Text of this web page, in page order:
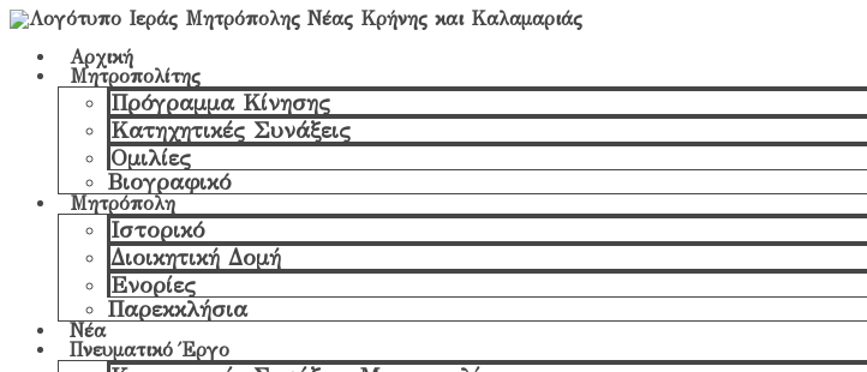
Αρχική
Μητροπολίτης
Πρόγραμμα Κίνησης
Κατηχητικές Συνάξεις
Ομιλίες
Βιογραφικό
Μητρόπολη
Ιστορικό
Διοικητική Δομή
Ενορίες
Παρεκκλήσια
Νέα
Πνευματικό Έργο